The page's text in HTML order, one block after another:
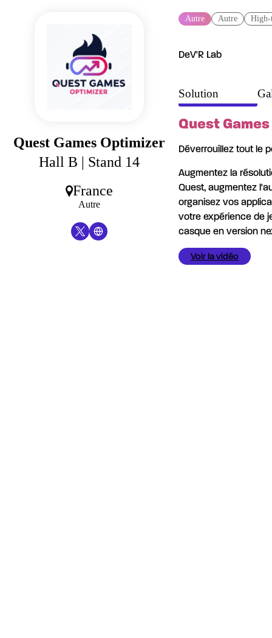
Quest Games Optimizer
Hall B | Stand 14
France
Autre
Autre Autre
DeV'R Lab
Solution
Quest
Déverrouillez tout le
Augmentez la
Quest, augmentez
organisez vos
votre expérience de
casque en version
Voir la vidéo